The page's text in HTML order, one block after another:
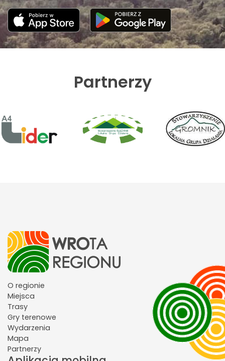
Partnerzy
O regionie
Miejsca
Trasy
Gry terenowe
Wydarzenia
Mapa
Partnerzy